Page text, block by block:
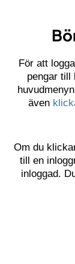
För att
pengar till
även
Om du
till en
inloggad.